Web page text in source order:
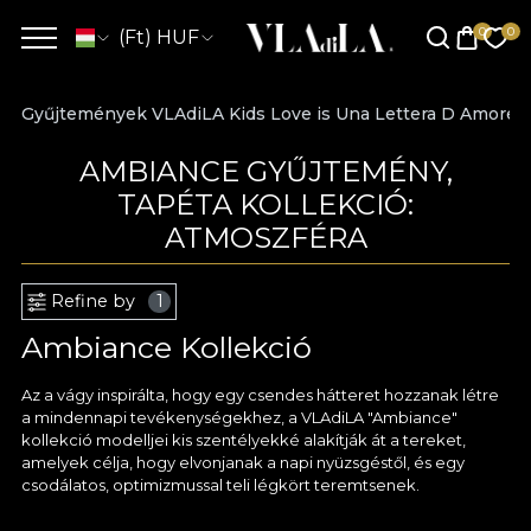
(Ft) HUF
Gyűjtemények VLAdiLA Kids Love is Una Lettera D
AMBIANCE GYŰJTEMÉNY,
TAPÉTA KOLLEKCIÓ:
ATMOSZFÉRA
Refine by 1
Ambiance Kollekció
Az a vágy inspirálta, hogy egy csendes hátteret hozzanak létre
a mindennapi tevékenységekhez, a VLAdiLA "Ambiance"
kollekció modelljei kis szentélyekké alakítják át a tereket,
amelyek célja, hogy elvonjanak a napi nyüzsgéstől, és egy
csodálatos, optimizmussal teli légkört teremtsenek.